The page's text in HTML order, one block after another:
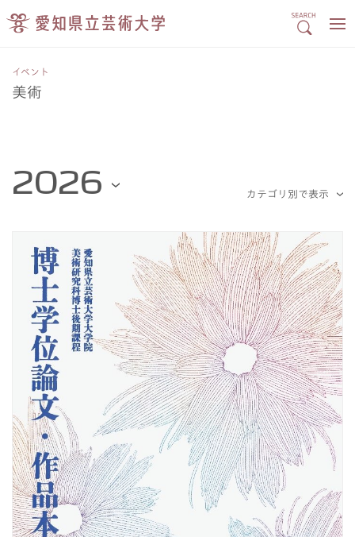
イベント
美術